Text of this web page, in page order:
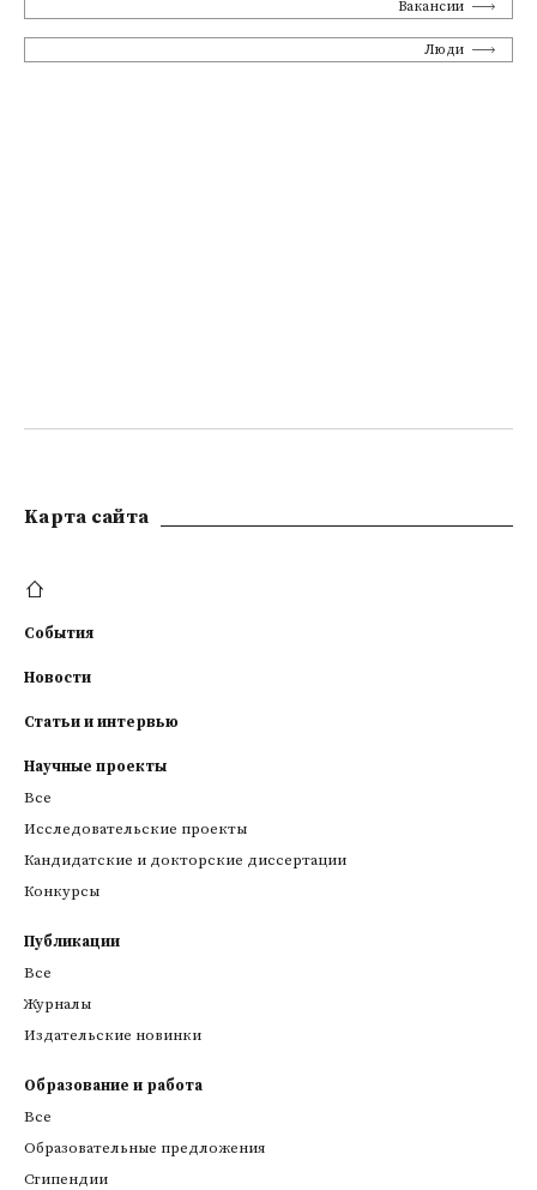
Вакансии
Люди
Kарта сайта
События
Новости
Статьи и интервью
Научные проекты
Все
Исследовательские проекты
Кандидатские и докторские диссертации
Конкурсы
Публикации
Все
Журналы
Издательские новинки
Образование и работа
Все
Образовательные предложения
Стипендии